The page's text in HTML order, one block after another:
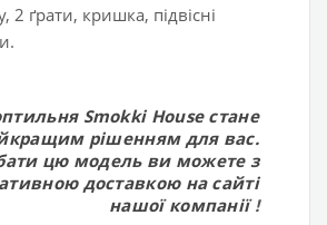
2 ґрати, кришка, підвісні
Smokki House стане
рішенням для вас.
цю модель ви можете з
доставкою на сайті
нашої компанії !